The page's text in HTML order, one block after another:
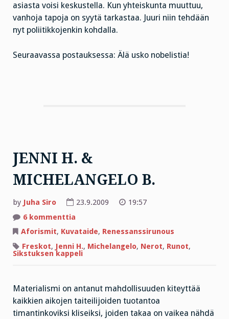
asiasta voisi keskustella. Kun yhteiskunta muuttuu,
vanhoja tapoja on syytä tarkastaa. Juuri niin tehdään
nyt poliitikkojenkin kohdalla.
Seuraavassa postauksessa: Älä usko nobelistia!
JENNI H. &
MICHELANGELO B.
by Juha Siro 23.9.2009
19:57
6 kommenttia
H.
MICHELANGELO
B.
Aforismit, Kuvataide, Renessanssirunous
Freskot, Jenni H., Michelangelo, Nerot, Runot,
Sikstuksen kappeli
Materialismi on antanut mahdollisuuden kiteyttää
kaikkien aikojen taiteilijoiden tuotantoa
timantinkoviksi kliseiksi, joiden takaa on vaikea nähdä